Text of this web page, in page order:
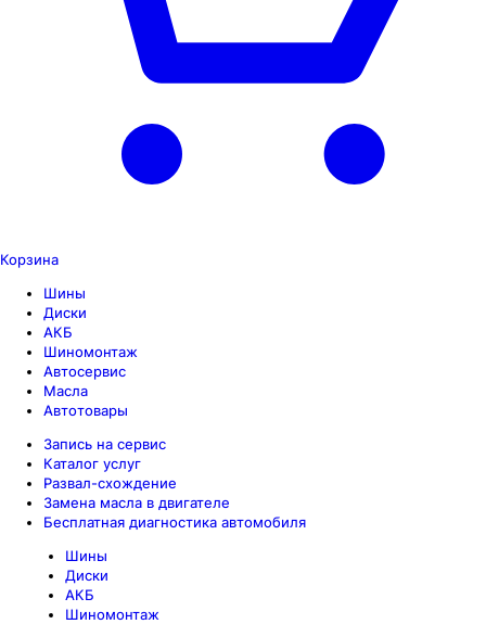
Корзина
Шины
Диски
АКБ
Шиномонтаж
Автосервис
Масла
Автотовары
Запись на сервис
Каталог услуг
Развал-схождение
Замена масла в двигателе
Бесплатная диагностика автомобиля
Шины
Диски
АКБ
Шиномонтаж